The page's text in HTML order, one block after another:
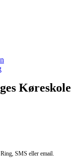
Køreskole
SMS eller email.